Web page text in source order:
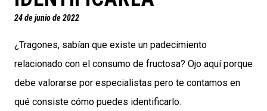
24 de junio de 2022
¿Tragones, sabían que existe un padecimiento
relacionado con el consumo de fructosa? Ojo aquí porque
debe valorarse por especialistas pero te contamos en
qué consiste cómo puedes identificarlo.